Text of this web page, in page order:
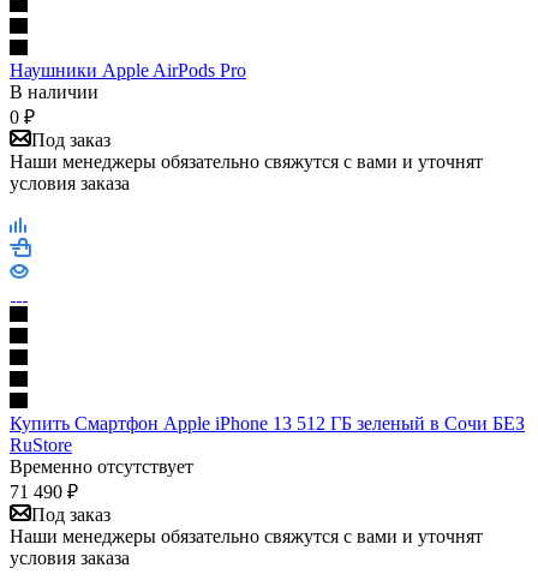
Наушники Apple AirPods Pro
В наличии
0 ₽
Под заказ
Наши менеджеры обязательно свяжутся с вами и уточнят
условия заказа
Купить Смартфон Apple iPhone 13 512 ГБ зеленый в Сочи БЕЗ
RuStore
Временно отсутствует
71 490 ₽
Под заказ
Наши менеджеры обязательно свяжутся с вами и уточнят
условия заказа